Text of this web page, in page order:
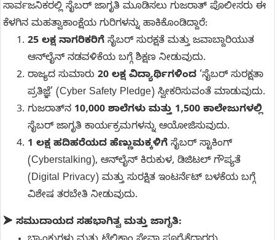
ಸಾರ್ವಜನಿಕರಲ್ಲಿ ಸೈಬರ್ ಜಾಗೃತಿ ಮೂಡಿಸಲು ಗುಜರಾತ್ ಪೊಲೀಸರು ಈ
ಕೆಳಗಿನ ಮಹತ್ವಾಕಾಂಕ್ಷೆಯ ಗುರಿಗಳನ್ನು ಹಾಕಿಕೊಂಡಿದ್ದಾರೆ:
25 ಲಕ್ಷ ನಾಗರಿಕರಿಗೆ ಸೈಬರ್ ಸುರಕ್ಷತೆ ಮತ್ತು ಜವಾಬ್ದಾರಿಯುತ
ಆನ್‌ಲೈನ್ ನಡವಳಿಕೆಯ ಬಗ್ಗೆ ಶಿಕ್ಷಣ ನೀಡುವುದು.
ರಾಜ್ಯದ ಸುಮಾರು 20 ಲಕ್ಷ ವಿದ್ಯಾರ್ಥಿಗಳಿಂದ ‘ಸೈಬರ್ ಸುರಕ್ಷತಾ
ಪ್ರತಿಜ್ಞೆ’ (Cyber Safety Pledge) ಸ್ವೀಕರಿಸುವಂತೆ ಮಾಡುವುದು.
ಗುಜರಾತ್‌ನ 10,000 ಶಾಲೆಗಳು ಮತ್ತು 1,500 ಕಾಲೇಜುಗಳಲ್ಲಿ
ಸೈಬರ್ ಜಾಗೃತಿ ಕಾರ್ಯಕ್ರಮಗಳನ್ನು ಆಯೋಜಿಸುವುದು.
1 ಲಕ್ಷ ಹದಿಹರೆಯದ ಹೆಣ್ಣುಮಕ್ಕಳಿಗೆ ಸೈಬರ್ ಸ್ಟಾಕಿಂಗ್
(Cyberstalking), ಆನ್‌ಲೈನ್ ಕಿರುಕುಳ, ಡಿಜಿಟಲ್ ಗೌಪ್ಯತೆ
(Digital Privacy) ಮತ್ತು ಸುರಕ್ಷಿತ ಇಂಟರ್ನೆಟ್ ಬಳಕೆಯ ಬಗ್ಗೆ
ವಿಶೇಷ ತರಬೇತಿ ನೀಡುವುದು.
➤ ಸಮುದಾಯದ ಸಹಭಾಗಿತ್ವ ಮತ್ತು ಜಾಗೃತಿ: